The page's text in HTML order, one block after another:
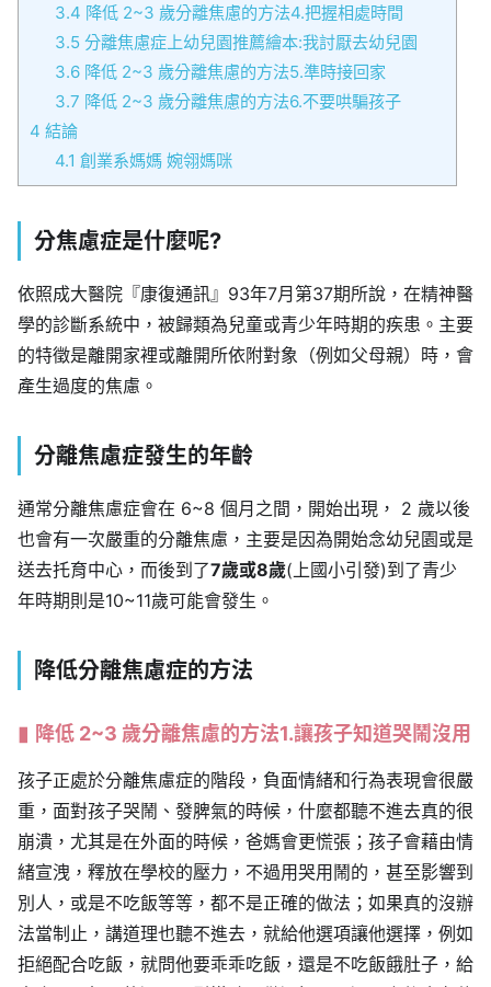
3.4 降低 2~3 歲分離焦慮的方法4.把握相處時間
3.5分離焦慮症上幼兒園推薦繪本:我討厭去幼兒園
3.6降低 2~3 歲分離焦慮的方法5.準時接回家
3.7 降低 2~3 歲分離焦慮的方法6.不要哄騙孩子
4 結論
4.1 創業系媽媽 婉翎媽咪
分焦慮症是什麼呢?
依照成大醫院『康復通訊』93年7月第37期所說，在精神醫
學的診斷系統中，被歸類為兒童或青少年時期的疾患。主要
的特徵是離開家裡或離開所依附對象（例如父母親）時，會
產生過度的焦慮。
分離焦慮症發生的年齡
通常分離焦慮症會在 6~8 個月之間，開始出現， 2 歲以後
也會有一次嚴重的分離焦慮，主要是因為開始念幼兒園或是
送去托育中心，而後到了7歲或8歲(上國小引發)到了青少
年時期則是10~11歲可能會發生。
降低分離焦慮症的方法
降低 2~3 歲分離焦慮的方法1.讓孩子知道哭鬧沒用
孩子正處於分離焦慮症的階段，負面情緒和行為表現會很嚴
重，面對孩子哭鬧、發脾氣的時候，什麼都聽不進去真的很
崩潰，尤其是在外面的時候，爸媽會更慌張；孩子會藉由情
緒宣洩，釋放在學校的壓力，不過用哭用鬧的，甚至影響到
別人，或是不吃飯等等，都不是正確的做法；如果真的沒辦
法當制止，講道理也聽不進去，就給他選項讓他選擇，例如
拒絕配合吃飯，就問他要乖乖吃飯，還是不吃飯餓肚子，給